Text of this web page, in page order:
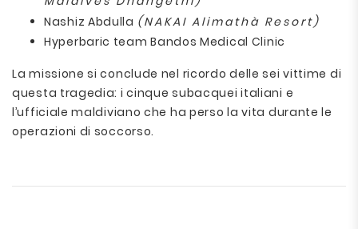
Nashiz Abdulla (NAKAI Alimathà Resort)
Hyperbaric team Bandos Medical Clinic
La missione si conclude nel ricordo delle sei vittime di
questa tragedia: i cinque subacquei italiani e
l’ufficiale maldiviano che ha perso la vita durante le
operazioni di soccorso.